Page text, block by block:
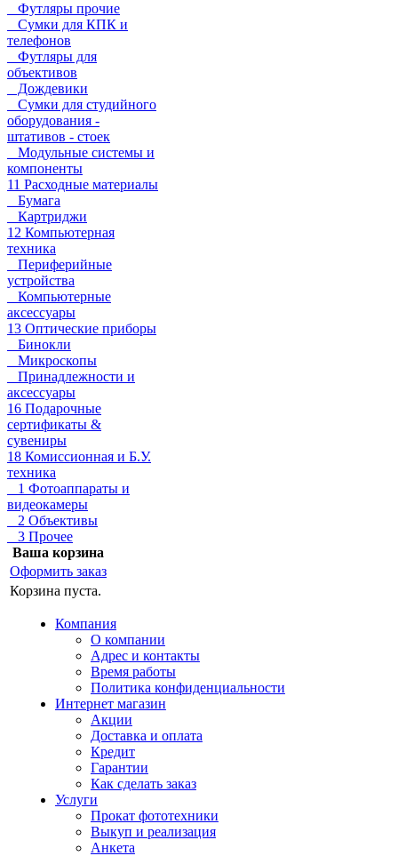
Футляры прочие
Сумки для КПК и
телефонов
Футляры для
объективов
Дождевики
Сумки для студийного
оборудования -
штативов - стоек
Модульные системы и
компоненты
11 Расходные материалы
Бумага
Картриджи
12 Компьютерная
техника
Периферийные
устройства
Компьютерные
аксессуары
13 Оптические приборы
Бинокли
Микроскопы
Принадлежности и
аксессуары
16 Подарочные
сертификаты &
сувениры
18 Комиссионная и Б.У.
техника
1 Фотоаппараты и
видеокамеры
2 Объективы
3 Прочее
Ваша корзина
Оформить заказ
Корзина пуста.
Компания
О компании
Адрес и контакты
Время работы
Политика конфиденциальности
Интернет магазин
Акции
Доставка и оплата
Кредит
Гарантии
Как сделать заказ
Услуги
Прокат фототехники
Выкуп и реализация
Анкета